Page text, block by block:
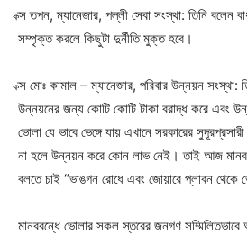
ক্স তপন, ম্যানেজার, পল্লী সেবা সংস্থা: তিনি বলেন
সম্পৃক্ত করলে কিছুটা দুর্নীতি মুক্ত হবে।
ক্স মোঃ কামাল – ম্যানেজার, পরিবার উন্নয়ন সংস্থা:
উন্নয়নের জন্য কোটি কোটি টাকা বরাদ্ধ করে এবং
ভোলা যে ভাবে ভেঙ্গে যায় এখানে সরকারের
না হলে উন্নয়ন করে কোন লাভ নেই। তাই আজ
বলতে চাই “ভাঙগন রোধে এবং জোয়ারে প্লাবন থেকে
মানববন্ধে ভোলার সকল স্তরের জনগণ সম্মিলিতভাবে